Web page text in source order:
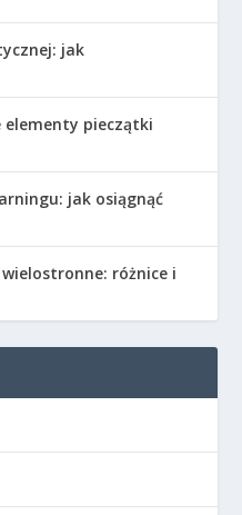
jak
elementy pieczątki
jak osiągnąć
różnice i